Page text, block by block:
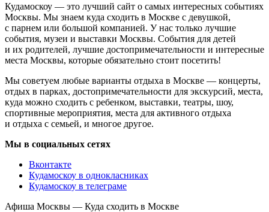
Кудамоскоу — это лучший сайт о самых интересных событиях
Москвы. Мы знаем куда сходить в Москве с девушкой,
с парнем или большой компанией. У нас только лучшие
события, музеи и выставки Москвы. События для детей
и их родителей, лучшие достопримечательности и интересные
места Москвы, которые обязательно стоит посетить!
Мы советуем любые варианты отдыха в Москве — концерты,
отдых в парках, достопримечательности для экскурсий, места,
куда можно сходить с ребенком, выставки, театры, шоу,
спортивные мероприятия, места для активного отдыха
и отдыха с семьей, и многое другое.
Мы в социальных сетях
Вконтакте
Кудамоскоу в однокласниках
Кудамоскоу в телеграме
Афиша Москвы — Куда сходить в Москве